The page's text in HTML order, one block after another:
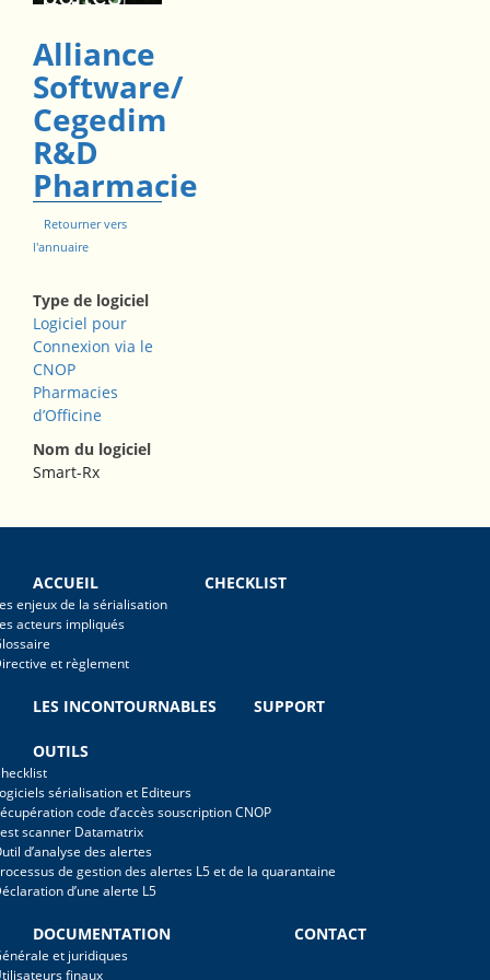
Alerts
:
pour
l’officine
et les PUI
!
d'utilisation
→
Alliance
Software/
Cegedim
R&D
Pharmacie
Retourner vers
l'annuaire
Type de logiciel
Logiciel pour
Connexion via le
CNOP
Pharmacies
d’Officine
Nom du logiciel
Smart-Rx
ACCUEIL
enjeux de la sérialisation
acteurs impliqués
et règlement
CHECKLIST
LES INCONTOURNABLES SUPPORT
OUTILS
sérialisation et Editeurs
code d’accès souscription CNOP
scanner Datamatrix
d’analyse des alertes
de gestion des alertes L5 et de la quarantaine
d’une alerte L5
DOCUMENTATION
et juridiques
finaux
CONTACT